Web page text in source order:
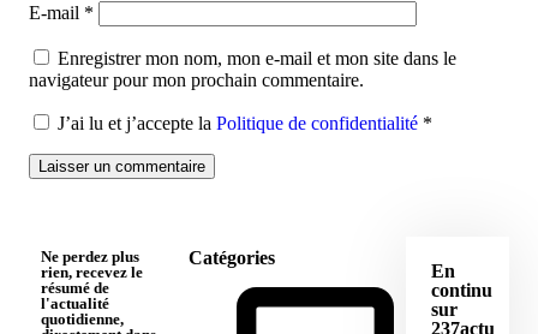
E-mail *
Enregistrer mon nom, mon e-mail et mon site dans le
navigateur pour mon prochain commentaire.
J’ai lu et j’accepte la Politique de confidentialité *
Ne perdez plus
rien, recevez le
résumé de
l'actualité
quotidienne,
Catégories
En
continu
sur
237actu